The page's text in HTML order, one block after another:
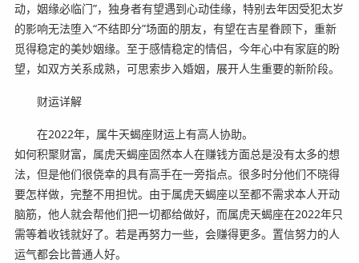
动，姻缘必临门”，独身者有望遇到心动佳缘，特别去年因受犯太岁
的影响无法堕入“不结即分”场面的朋友，有望在吉星眷顾下，重新
觅得稳定的美妙姻缘。至于感情稳定的情侣，今年心中有家庭的盼
望，如双方关系成熟，可思索步入婚姻，展开人生重要的新阶段。
财运详解
在2022年，属牛天蝎座财运上有高人协助。
如何积聚财富，属虎天蝎座固然本人在赚钱方面总是没有太多的想
法，但是他们很侥幸的具有高手在一旁指点。很多时分他们不晓得
要怎样做，完整不用担忧。由于属虎天蝎座以至都不需求本人开动
脑筋，他人就会帮他们把一切都给做好，而属虎天蝎座在2022年只
需等着收钱就好了。若是再努力一些，会赚得更多。置信努力的人
运气都会比普通人好。